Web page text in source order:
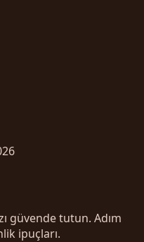
güvende tutun. Adım
ipuçları.